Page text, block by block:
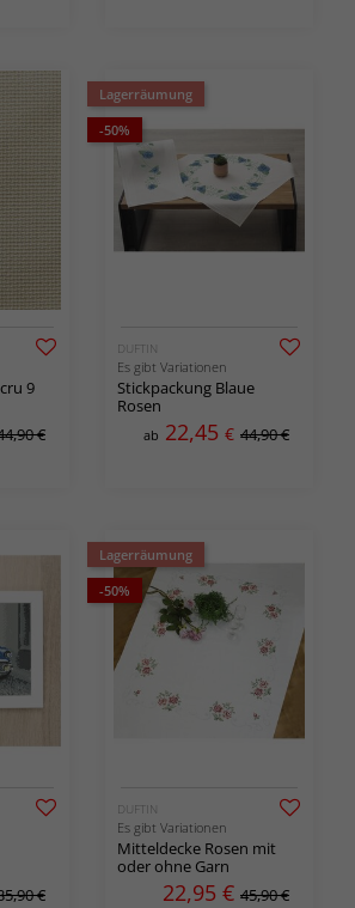
9
€
Lagerräumung
-50%
DUFTIN
Es gibt Variationen
Stickpackung Blaue
Rosen
ab 22,45 € 44,90 €
€
Lagerräumung
-50%
DUFTIN
Es gibt Variationen
Mitteldecke Rosen mit
oder ohne Garn
22,95 € 45,90 €